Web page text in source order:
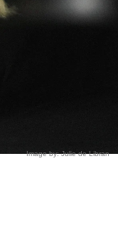
Image by: Julie de Libran